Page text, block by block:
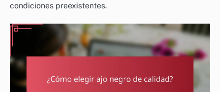
condiciones preexistentes.